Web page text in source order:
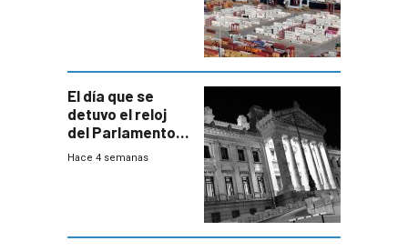
El día que se
detuvo el reloj
del Parlamento
para negociar
Hace 4 semanas